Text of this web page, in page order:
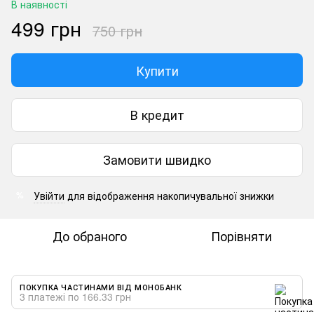
В наявності
499 грн 750 грн
Купити
В кредит
Замовити швидко
Увійти для відображення накопичувальної знижки
До обраного Порівняти
ПОКУПКА ЧАСТИНАМИ ВІД МОНОБАНК
3 платежі по 166.33 грн